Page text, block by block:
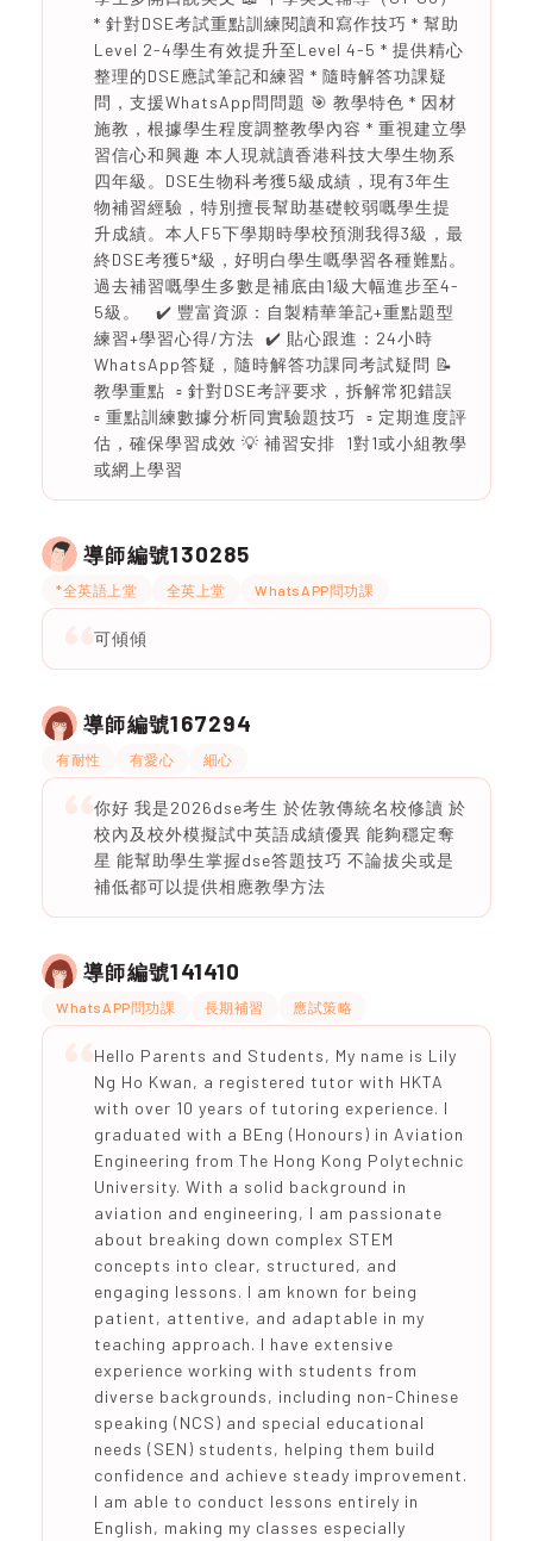
* 針對DSE考試重點訓練閱讀和寫作技巧 * 幫助
Level 2-4學生有效提升至Level 4-5 * 提供精心
整理的DSE應試筆記和練習 * 隨時解答功課疑
問，支援WhatsApp問問題 🎯 教學特色 * 因材
施教，根據學生程度調整教學內容 * 重視建立學
習信心和興趣 本人現就讀香港科技大學生物系
四年級。DSE生物科考獲5級成績，現有3年生
物補習經驗，特別擅長幫助基礎較弱嘅學生提
升成績。本人F5下學期時學校預測我得3級，最
終DSE考獲5*級，好明白學生嘅學習各種難點。
過去補習嘅學生多數是補底由1級大幅進步至4-
5級。 ✔️ 豐富資源：自製精華筆記+重點題型
練習+學習心得/方法 ✔️ 貼心跟進：24小時
WhatsApp答疑，隨時解答功課同考試疑問 📝
教學重點 ▫️ 針對DSE考評要求，拆解常犯錯誤
▫️ 重點訓練數據分析同實驗題技巧 ▫️ 定期進度評
估，確保學習成效 💡 補習安排 1對1或小組教學
或網上學習
導師編號130285
*全英語上堂 全英上堂 WhatsAPP問功課
可傾傾
導師編號167294
有耐性 有愛心 細心
你好 我是2026dse考生 於佐敦傳統名校修讀 於
校內及校外模擬試中英語成績優異 能夠穩定奪
星 能幫助學生掌握dse答題技巧 不論拔尖或是
補低都可以提供相應教學方法
導師編號141410
WhatsAPP問功課 長期補習 應試策略
Hello Parents and Students, My name is Lily
Ng Ho Kwan, a registered tutor with HKTA
with over 10 years of tutoring experience. I
graduated with a BEng (Honours) in Aviation
Engineering from The Hong Kong Polytechnic
University. With a solid background in
aviation and engineering, I am passionate
about breaking down complex STEM
concepts into clear, structured, and
engaging lessons. I am known for being
patient, attentive, and adaptable in my
teaching approach. I have extensive
experience working with students from
diverse backgrounds, including non-Chinese
speaking (NCS) and special educational
needs (SEN) students, helping them build
confidence and achieve steady improvement.
I am able to conduct lessons entirely in
English, making my classes especially